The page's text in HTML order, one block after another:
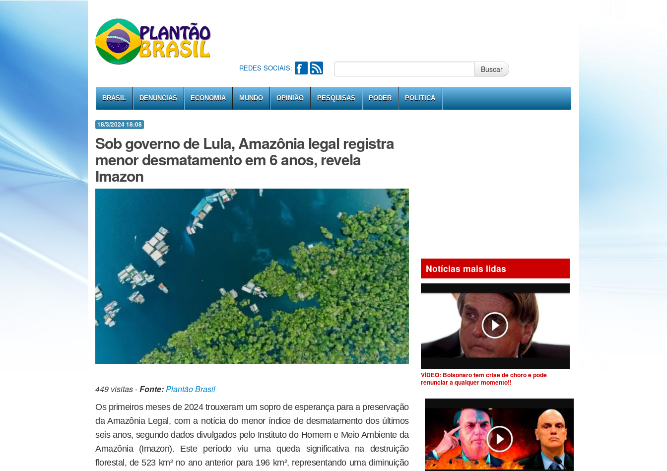
REDES SOCIAIS: Buscar
BRASIL DENÚNCIAS ECONOMIA MUNDO OPINIÃO PESQUISAS PODER POLÍTICA
18/3/2024 18:08
Sob governo de Lula, Amazônia legal registra
menor desmatamento em 6 anos, revela
Imazon
449 visitas -Fonte:Plantão Brasil
Os primeiros meses de 2024 trouxeram um sopro de esperança para a preservação
da Amazônia Legal, com a notícia do menor índice de desmatamento dos últimos
seis anos, segundo dados divulgados pelo Instituto do Homem e Meio Ambiente da
Amazônia (Imazon). Este período viu uma queda significativa na destruição
florestal, de 523 km² no ano anterior para 196 km², representando uma diminuição
Notícias mais lidas
VÍDEO: Bolsonaro tem crise de choro e pode
renunciar a qualquer momento!!